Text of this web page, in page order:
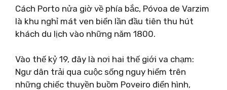
Cách Porto nửa giờ về phía bắc, Póvoa de Varzim
là khu nghỉ mát ven biển lần đầu tiên thu hút
khách du lịch vào những năm 1800.
Vào thế kỷ 19, đây là nơi hai thế giới va chạm:
Ngư dân trải qua cuộc sống nguy hiểm trên
những chiếc thuyền buồm Poveiro điển hình,